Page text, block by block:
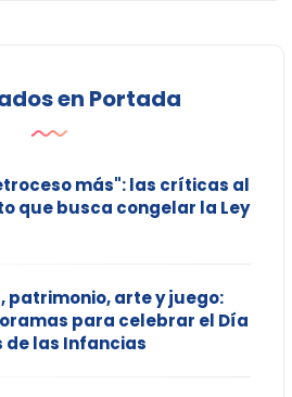
en Portada
más": las críticas al
que busca congelar la Ley
patrimonio, arte y juego:
para celebrar el Día
de las Infancias